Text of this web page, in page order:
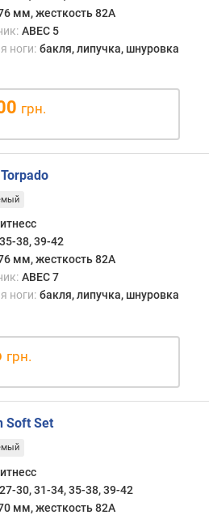
мм, жесткость 82A
ABEC 5
ноги: бакля, липучка, шнуровка
грн.
35-38, 39-42
мм, жесткость 82A
ABEC 7
ноги: бакля, липучка, шнуровка
грн.
Soft Set
27-30, 31-34, 35-38, 39-42
мм, жесткость 82A